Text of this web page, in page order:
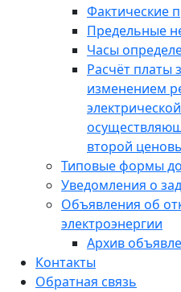
Фактические
Предельные
Часы
Расчёт платы
изменением
второй
Типовые формы
Уведомления о
Объявления об
электроэнергии
Архив
Контакты
Обратная связь